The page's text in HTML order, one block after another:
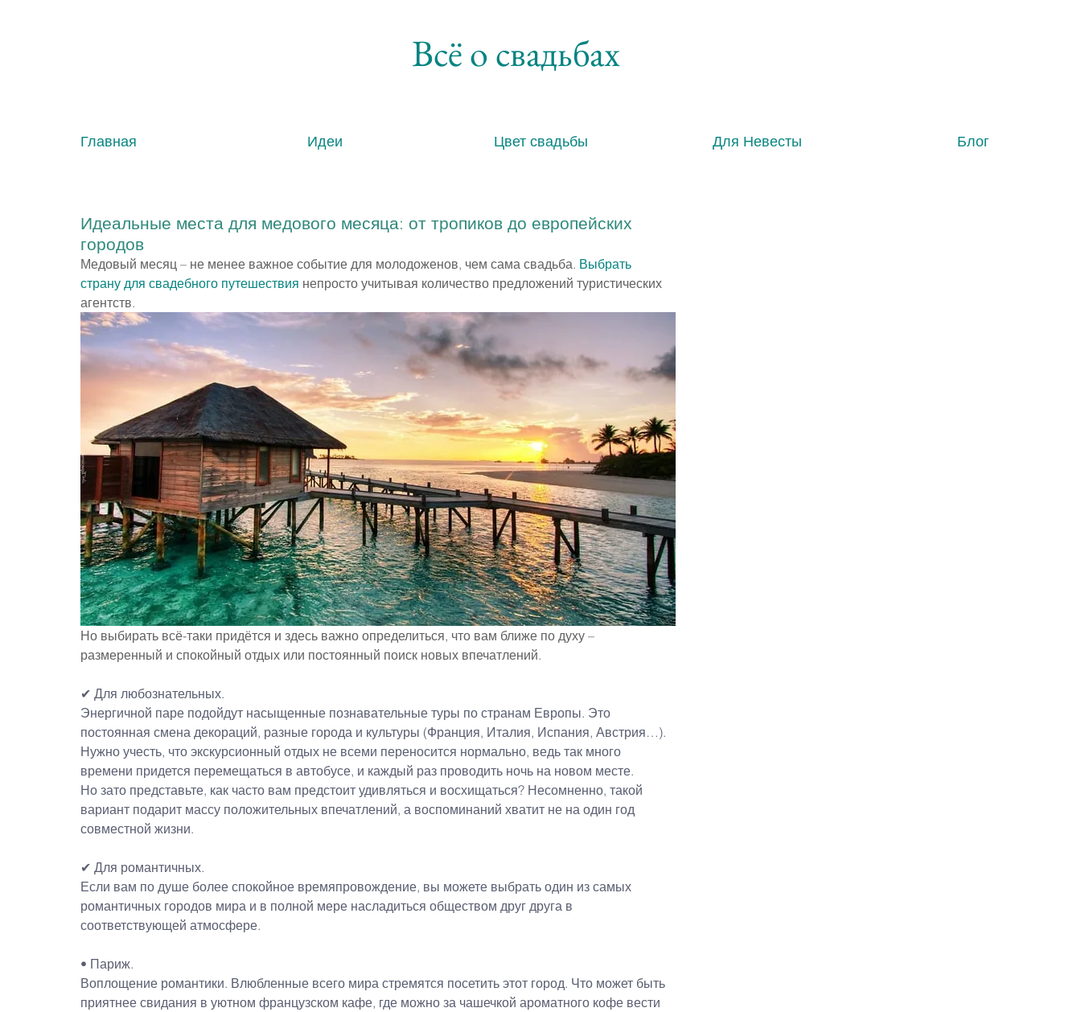
Всё о свадьбах
Главная Идеи Цвет свадьбы Для Невесты Блог
Идеальные места для медового месяца: от тропиков до европейских
городов
Медовый месяц – не менее важное событие для молодоженов, чем сама свадьба. Выбрать
страну для свадебного путешествия непросто учитывая количество предложений туристических
агентств.
Но выбирать всё-таки придётся и здесь важно определиться, что вам ближе по духу –
размеренный и спокойный отдых или постоянный поиск новых впечатлений.
✔ Для любознательных.
Энергичной паре подойдут насыщенные познавательные туры по странам Европы. Это
постоянная смена декораций, разные города и культуры (Франция, Италия, Испания, Австрия…).
Нужно учесть, что экскурсионный отдых не всеми переносится нормально, ведь так много
времени придется перемещаться в автобусе, и каждый раз проводить ночь на новом месте.
Но зато представьте, как часто вам предстоит удивляться и восхищаться? Несомненно, такой
вариант подарит массу положительных впечатлений, а воспоминаний хватит не на один год
совместной жизни.
✔ Для романтичных.
Если вам по душе более спокойное времяпровождение, вы можете выбрать один из самых
романтичных городов мира и в полной мере насладиться обществом друг друга в
соответствующей атмосфере.
• Париж.
Воплощение романтики. Влюбленные всего мира стремятся посетить этот город. Что может быть
приятнее свидания в уютном французском кафе, где можно за чашечкой ароматного кофе вести